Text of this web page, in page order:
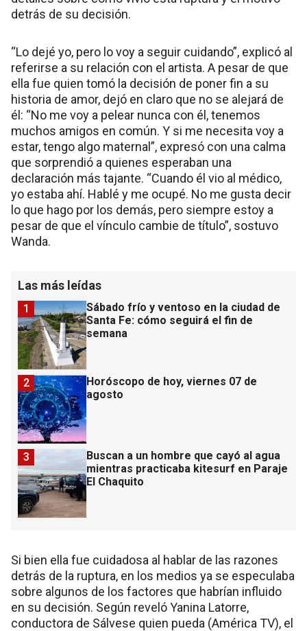
detrás de su decisión.
“Lo dejé yo, pero lo voy a seguir cuidando”, explicó al
referirse a su relación con el artista. A pesar de que
ella fue quien tomó la decisión de poner fin a su
historia de amor, dejó en claro que no se alejará de
él: “No me voy a pelear nunca con él, tenemos
muchos amigos en común. Y si me necesita voy a
estar, tengo algo maternal”, expresó con una calma
que sorprendió a quienes esperaban una
declaración más tajante. “Cuando él vio al médico,
yo estaba ahí. Hablé y me ocupé. No me gusta decir
lo que hago por los demás, pero siempre estoy a
pesar de que el vínculo cambie de título”, sostuvo
Wanda.
Las más leídas
Sábado frío y ventoso en la ciudad de
Santa Fe: cómo seguirá el fin de
semana
1
Horóscopo de hoy, viernes 07 de
agosto
2
Buscan a un hombre que cayó al agua
mientras practicaba kitesurf en Paraje
El Chaquito
3
Si bien ella fue cuidadosa al hablar de las razones
detrás de la ruptura, en los medios ya se especulaba
sobre algunos de los factores que habrían influido
en su decisión. Según reveló Yanina Latorre,
conductora de Sálvese quien pueda (América TV), el